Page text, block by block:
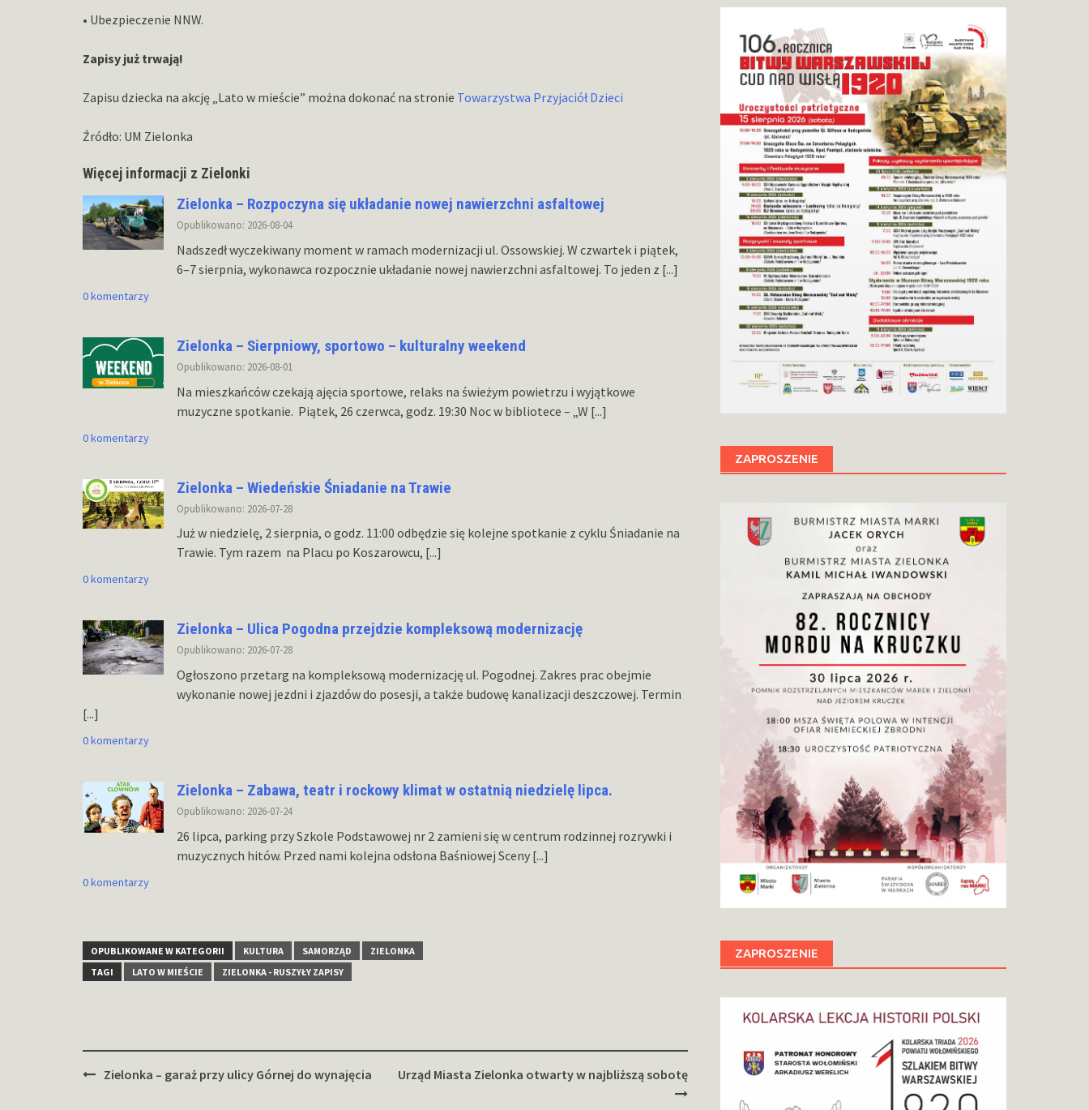
• Ubezpieczenie NNW.
Zapisy już trwają!
Zapisu dziecka na akcję „Lato w mieście” można dokonać na stronie Towarzystwa Przyjaciół Dzieci
Źródło: UM Zielonka
Więcej informacji z Zielonki
Zielonka – Rozpoczyna się układanie nowej nawierzchni asfaltowej
Opublikowano: 2026-08-04
Nadszedł wyczekiwany moment w ramach modernizacji ul. Ossowskiej. W czwartek i piątek,
6–7 sierpnia, wykonawca rozpocznie układanie nowej nawierzchni asfaltowej. To jeden z [...]
0 komentarzy
Zielonka – Sierpniowy, sportowo – kulturalny weekend
Opublikowano: 2026-08-01
Na mieszkańców czekają ajęcia sportowe, relaks na świeżym powietrzu i wyjątkowe
muzyczne spotkanie. Piątek, 26 czerwca, godz. 19:30 Noc w bibliotece – „W [...]
0 komentarzy
Zielonka – Wiedeńskie Śniadanie na Trawie
Opublikowano: 2026-07-28
Już w niedzielę, 2 sierpnia, o godz. 11:00 odbędzie się kolejne spotkanie z cyklu Śniadanie na
Trawie. Tym razem na Placu po Koszarowcu, [...]
0 komentarzy
Zielonka – Ulica Pogodna przejdzie kompleksową modernizację
Opublikowano: 2026-07-28
Ogłoszono przetarg na kompleksową modernizację ul. Pogodnej. Zakres prac obejmie
wykonanie nowej jezdni i zjazdów do posesji, a także budowę kanalizacji deszczowej. Termin
[...]
0 komentarzy
Zielonka – Zabawa, teatr i rockowy klimat w ostatnią niedzielę lipca.
Opublikowano: 2026-07-24
26 lipca, parking przy Szkole Podstawowej nr 2 zamieni się w centrum rodzinnej rozrywki i
muzycznych hitów. Przed nami kolejna odsłona Baśniowej Sceny [...]
0 komentarzy
OPUBLIKOWANE W KATEGORII KULTURA SAMORZĄD
ZIELONKA
TAGI
LATO W MIEŚCIE ZIELONKA - RUSZYŁY ZAPISY
Zobacz
Zielonka – garaż przy ulicy Górnej do wynajęcia Urząd Miasta Zielonka otwarty w najbliższą sobotę
ZAPROSZENIE
ZAPROSZENIE